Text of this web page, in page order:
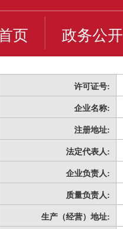
页 政务公开
许可证号:
企业名称:
注册地址:
法定代表人:
企业负责人:
质量负责人:
生产（经营）地址: